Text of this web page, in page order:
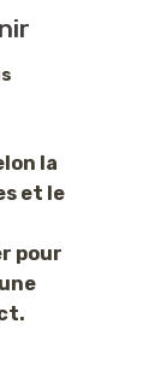
la
et le
pour